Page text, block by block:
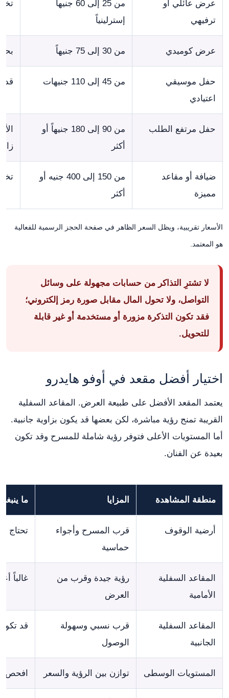
عرض عائلي أو
ترفيهي
من 25 إلى 60 جنيهاً
إسترلينياً
عرض كوميدي من 30 إلى 75 جنيهاً
حفل موسيقي
اعتيادي
من 45 إلى 110 جنيهات قد
حفل مرتفع الطلب
من 90 إلى 180 جنيهاً أو
أكثر
ضيافة أو مقاعد
مميزة
من 150 إلى 400 جنيه أو
أكثر
الأسعار تقريبية، ويظل السعر الظاهر في صفحة الحجز الرسمية للفعالية
هو المعتمد.
لا تشترِ التذاكر من حسابات مجهولة على وسائل
التواصل، ولا تحول المال مقابل صورة رمز إلكتروني؛
فقد تكون التذكرة مزورة أو مستخدمة أو غير قابلة
للتحويل.
اختيار أفضل مقعد في أوفو هايدرو
يعتمد المقعد الأفضل على طبيعة العرض. المقاعد السفلية
القريبة تمنح رؤية مباشرة، لكن بعضها قد يكون بزاوية جانبية.
أما المستويات الأعلى فتوفر رؤية شاملة للمسرح وقد تكون
بعيدة عن الفنان.
منطقة المشاهدة المزايا ما
أرضية الوقوف
قرب المسرح وأجواء
حماسية
تحتاج
المقاعد السفلية
الأمامية
رؤية جيدة وقرب من
العرض
غالباً
المقاعد السفلية
الجانبية
قرب نسبي وسهولة
الوصول
قد
المستويات الوسطى توازن بين الرؤية والسعر افحص